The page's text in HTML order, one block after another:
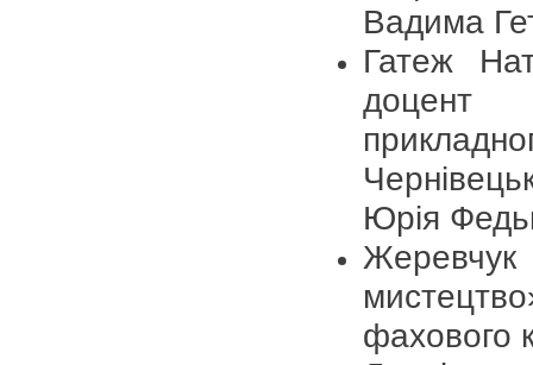
Вадима
Гатеж
доцент
Юрія
Жеревчук
фахового